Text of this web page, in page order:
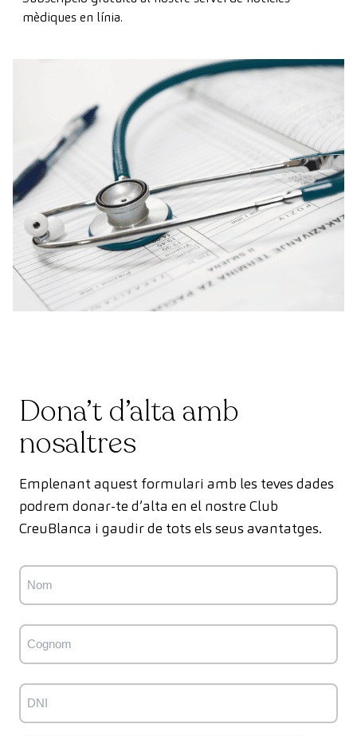
mèdiques en línia.
Dona’t d’alta amb
nosaltres
Emplenant aquest formulari amb les teves dades
podrem donar-te d’alta en el nostre Club
CreuBlanca i gaudir de tots els seus avantatges.
Nom
Cognom
DNI